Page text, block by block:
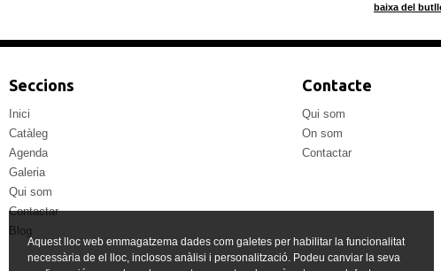
baixa del
Seccions
Inici
Catàleg
Agenda
Galeria
Qui som
Contactar
Blog
Contacte
Qui som
On som
Contactar
Aquest lloc web emmagatzema dades com galetes per habilitar la funcionalitat
necessària de el lloc, inclosos anàlisi i personalització. Podeu canviar la seva